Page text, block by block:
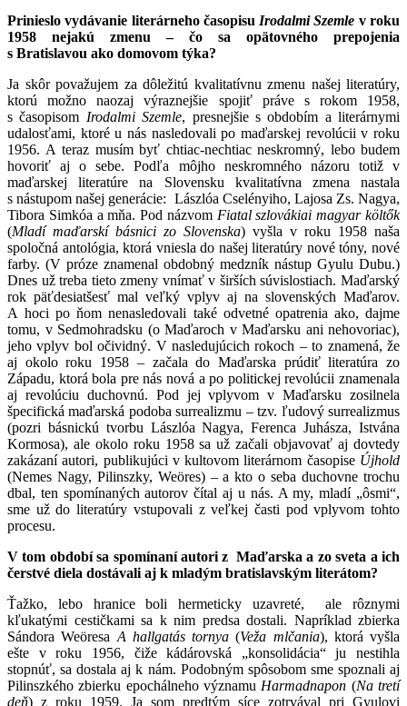
Prinieslo vydávanie literárneho časopisu Irodalmi Szemle v roku
1958 nejakú zmenu – čo sa opätovného prepojenia
s Bratislavou ako domovom týka?
Ja skôr považujem za dôležitú kvalitatívnu zmenu našej literatúry,
ktorú možno naozaj výraznejšie spojiť práve s rokom 1958,
s časopisom Irodalmi Szemle, presnejšie s obdobím a literárnymi
udalosťami, ktoré u nás nasledovali po maďarskej revolúcii v roku
1956. A teraz musím byť chtiac-nechtiac neskromný, lebo budem
hovoriť aj o sebe. Podľa môjho neskromného názoru totiž v
maďarskej literatúre na Slovensku kvalitatívna zmena nastala
s nástupom našej generácie: Lászlóa Cselényiho, Lajosa Zs. Nagya,
Tibora Simkóa a mňa. Pod názvom Fiatal szlovákiai magyar költők
(Mladí maďarskí básnici zo Slovenska) vyšla v roku 1958 naša
spoločná antológia, ktorá vniesla do našej literatúry nové tóny, nové
farby. (V próze znamenal obdobný medzník nástup Gyulu Dubu.)
Dnes už treba tieto zmeny vnímať v širších súvislostiach. Maďarský
rok päťdesiatšesť mal veľký vplyv aj na slovenských Maďarov.
A hoci po ňom nenasledovali také odvetné opatrenia ako, dajme
tomu, v Sedmohradsku (o Maďaroch v Maďarsku ani nehovoriac),
jeho vplyv bol očividný. V nasledujúcich rokoch – to znamená, že
aj okolo roku 1958 – začala do Maďarska prúdiť literatúra zo
Západu, ktorá bola pre nás nová a po politickej revolúcii znamenala
aj revolúciu duchovnú. Pod jej vplyvom v Maďarsku zosilnela
špecifická maďarská podoba surrealizmu – tzv. ľudový surrealizmus
(pozri básnickú tvorbu Lászlóa Nagya, Ferenca Juhásza, Istvána
Kormosa), ale okolo roku 1958 sa už začali objavovať aj dovtedy
zakázaní autori, publikujúci v kultovom literárnom časopise Újhold
(Nemes Nagy, Pilinszky, Weöres) – a kto o seba duchovne trochu
dbal, ten spomínaných autorov čítal aj u nás. A my, mladí „ôsmi“,
sme už do literatúry vstupovali z veľkej časti pod vplyvom tohto
procesu.
V tom období sa spomínaní autori z Maďarska a zo sveta a ich
čerstvé diela dostávali aj k mladým bratislavským literátom?
Ťažko, lebo hranice boli hermeticky uzavreté, ale rôznymi
kľukatými cestičkami sa k nim predsa dostali. Napríklad zbierka
Sándora Weöresa A hallgatás tornya (Veža mlčania), ktorá vyšla
ešte v roku 1956, čiže kádárovská „konsolidácia“ ju nestihla
stopnúť, sa dostala aj k nám. Podobným spôsobom sme spoznali aj
Pilinszkého zbierku epochálneho významu Harmadnapon (Na tretí
deň) z roku 1959. Ja som predtým síce zotrvával pri Gyulovi